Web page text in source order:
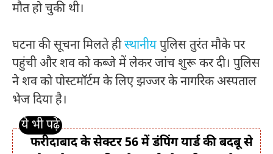
मौत हो चुकी थी।
घटना की सूचना मिलते हीस्थानीयपुलिस तुरंत मौके पर
पहुंची और शव को कब्जे में लेकर जांच शुरू कर दी। पुलिस
ने शव को पोस्टमॉर्टम के लिए झज्जर के नागरिक अस्पताल
भेज दिया है।
फरीदाबाद के सेक्टर 56 में डंपिंग यार्ड की बदबू से